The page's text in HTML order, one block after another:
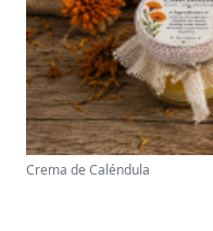
Crema de Caléndula